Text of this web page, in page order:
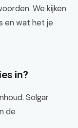
We kijken
en wat het je
in?
Solgar
de